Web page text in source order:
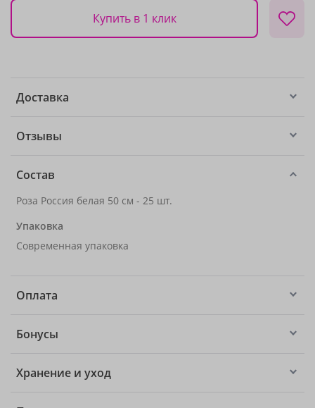
Купить в 1 клик
Доставка
Отзывы
Состав
Роза Россия белая 50 см - 25 шт.
Упаковка
Современная упаковка
Оплата
Бонусы
Хранение и уход